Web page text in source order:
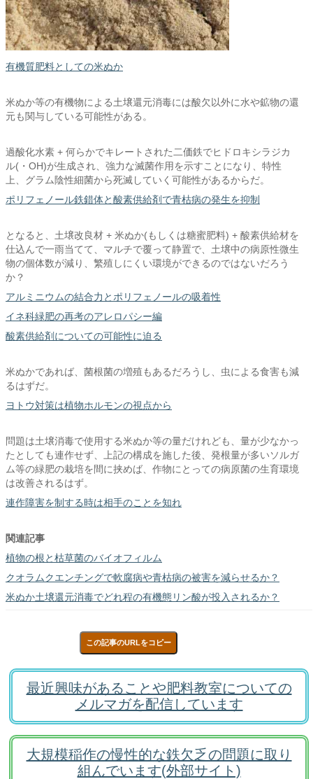
有機質肥料としての米ぬか
米ぬか等の有機物による土壌還元消毒には酸欠以外に水や鉱物の還
元も関与している可能性がある。
過酸化水素 + 何らかでキレートされた二価鉄でヒドロキシラジカ
ル(・OH)が生成され、強力な滅菌作用を示すことになり、特性
上、グラム陰性細菌から死滅していく可能性があるからだ。
ポリフェノール鉄錯体と酸素供給剤で青枯病の発生を抑制
となると、土壌改良材 + 米ぬか(もしくは糖蜜肥料) + 酸素供給材を
仕込んで一雨当てて、マルチで覆って静置で、土壌中の病原性微生
物の個体数が減り、繁殖しにくい環境ができるのではないだろう
か？
アルミニウムの結合力とポリフェノールの吸着性
イネ科緑肥の再考のアレロパシー編
酸素供給剤についての可能性に迫る
米ぬかであれば、菌根菌の増殖もあるだろうし、虫による食害も減
るはずだ。
ヨトウ対策は植物ホルモンの視点から
問題は土壌消毒で使用する米ぬか等の量だけれども、量が少なかっ
たとしても連作せず、上記の構成を施した後、発根量が多いソルガ
ム等の緑肥の栽培を間に挟めば、作物にとっての病原菌の生育環境
は改善されるはず。
連作障害を制する時は相手のことを知れ
関連記事
植物の根と枯草菌のバイオフィルム
クオラムクエンチングで軟腐病や青枯病の被害を減らせるか？
米ぬか土壌還元消毒でどれ程の有機態リン酸が投入されるか？
この記事のURLをコピー
最近興味があることや肥料教室についての
メルマガを配信しています
大規模稲作の慢性的な鉄欠乏の問題に取り
組んでいます(外部サイト)